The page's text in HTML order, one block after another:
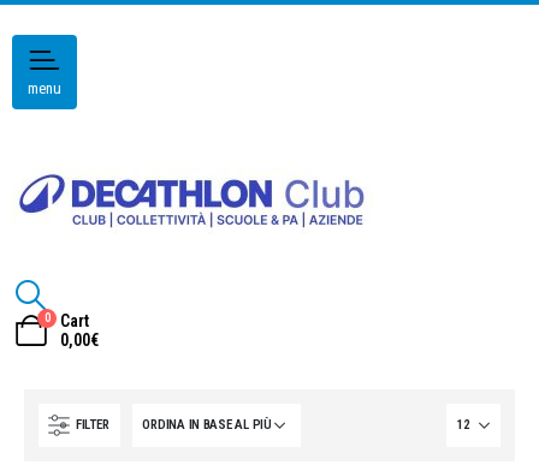
menu
0
Cart
0,00€
FILTER